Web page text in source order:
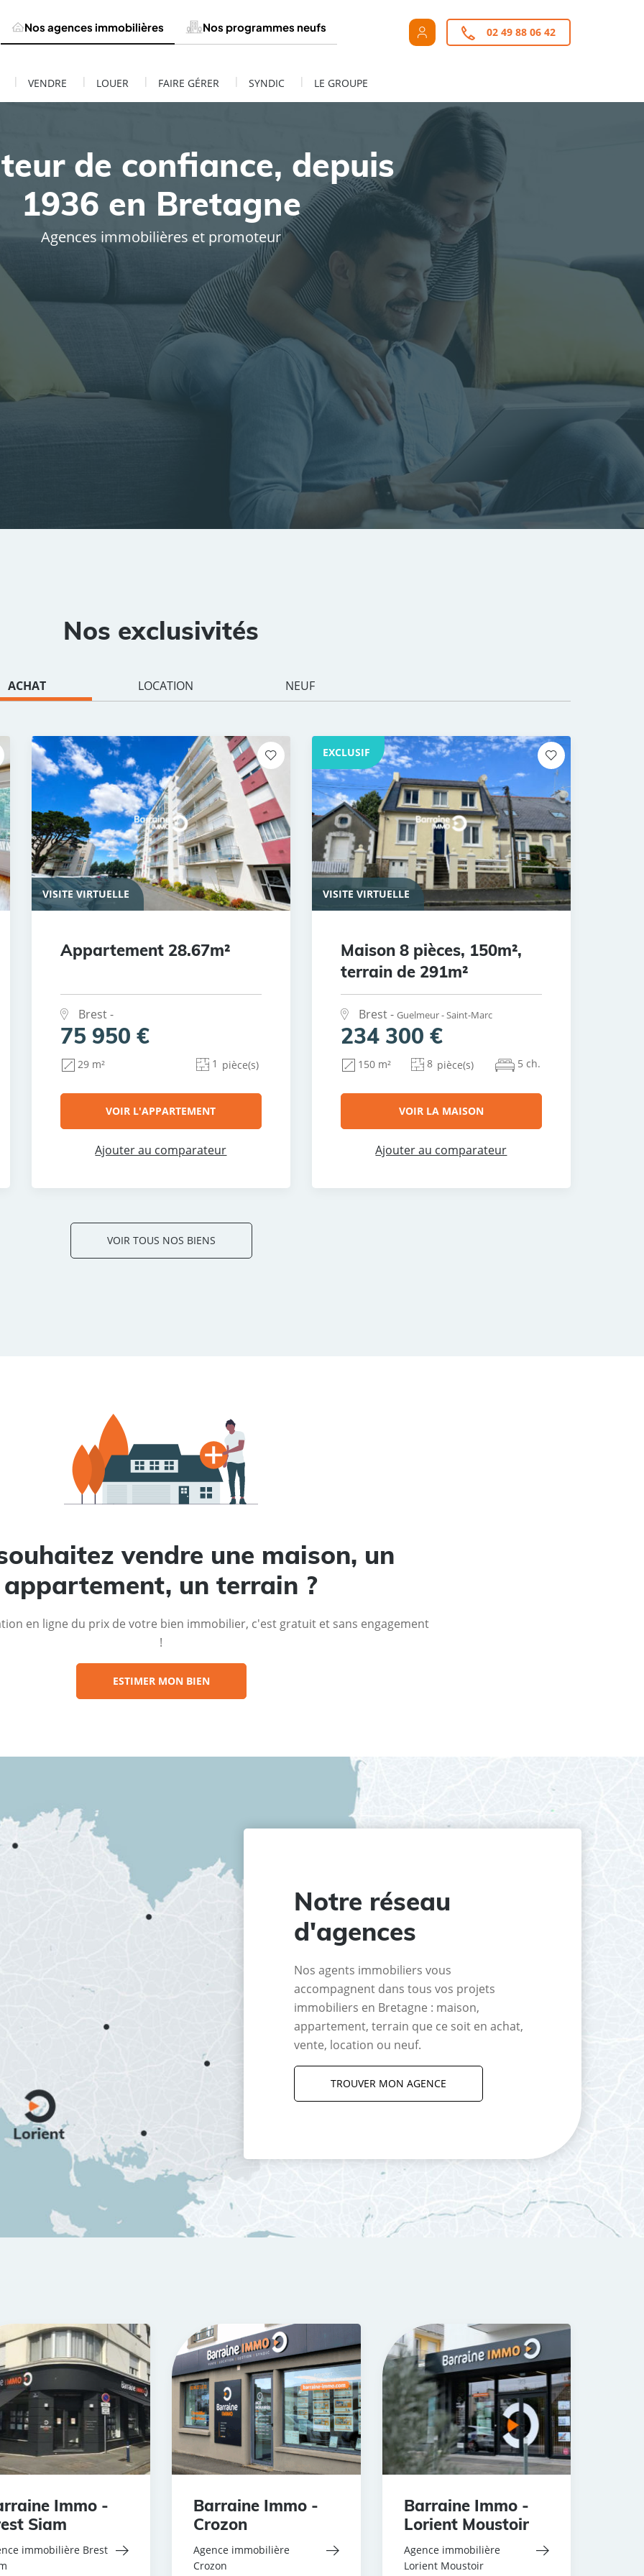
Nos agences immobilières Nos programmes neufs 02 49 88 06 42
| VENDRE | LOUER | FAIRE GÉRER | SYNDIC | LE GROUPE
de confiance, depuis
1936 en Bretagne
Agences immobilières et promoteur
ESTIMATION DE MON BIEN
Rayon Budget
Nos exclusivités
ACHAT LOCATION NEUF
VISITE VIRTUELLE
Appartement 28.67m²
Brest -
75 950 €
29 m² 1 pièce(s)
VOIR L'APPARTEMENT
Ajouter au comparateur
EXCLUSIF
VISITE VIRTUELLE
Maison 8 pièces, 150m²,
terrain de 291m²
Brest - Guelmeur - Saint-Marc
234 300 €
150 m² 8 pièce(s) 5 ch.
VOIR LA MAISON
Ajouter au comparateur
VOIR TOUS NOS BIENS
vendre une maison, un
appartement, un terrain ?
en ligne du prix de votre bien immobilier, c'est gratuit et sans engagement
!
ESTIMER MON BIEN
Notre réseau
d'agences
Nos agents immobiliers vous
accompagnent dans tous vos projets
immobiliers en Bretagne : maison,
appartement, terrain que ce soit en achat,
vente, location ou neuf.
TROUVER MON AGENCE
Immo -
Siam
immobilière Brest
Barraine Immo -
Crozon
Agence immobilière
Crozon
Barraine Immo -
Lorient Moustoir
Agence immobilière
Lorient Moustoir